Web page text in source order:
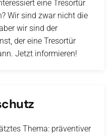
eine Tresortür
Wir sind zwar nicht die
wir sind der
der eine Tresortür
Jetzt informieren!
Thema: präventiver